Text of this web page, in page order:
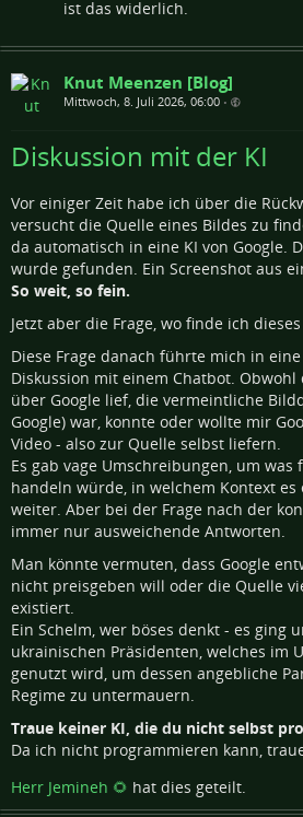
ist das widerlich.
Knut Meenzen [Blog]
Mittwoch, 8. Juli 2026, 06:00 •
Diskussion mit der KI
Vor einiger Zeit habe ich über die
versucht die Quelle eines Bildes zu
da automatisch in eine KI von Google.
wurde gefunden. Ein Screenshot aus
So weit, so fein.
Jetzt aber die Frage, wo finde ich
Diese Frage danach führte mich in
Diskussion mit einem Chatbot. Obwohl
über Google lief, die vermeintliche
Google) war, konnte oder wollte mir
Video - also zur Quelle selbst liefern.
Es gab vage Umschreibungen, um was
handeln würde, in welchem Kontext
weiter. Aber bei der Frage nach der
immer nur ausweichende Antworten.
Man könnte vermuten, dass Google
nicht preisgeben will oder die Quelle
existiert.
Ein Schelm, wer böses denkt - es ging
ukrainischen Präsidenten, welches im
genutzt wird, um dessen angebliche
Regime zu untermauern.
Traue keiner KI, die du nicht selbst
Da ich nicht programmieren kann,
Herr Jemineh 🌻 hat dies geteilt.